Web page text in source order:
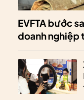
EVFTA bước
doanh nghiệp